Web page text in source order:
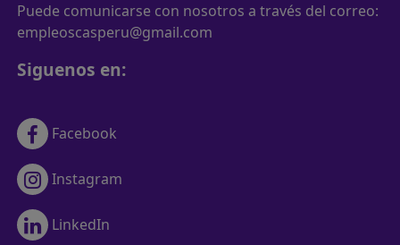
Puede comunicarse con nosotros a través del correo:
empleoscasperu@gmail.com
Siguenos en:
Facebook
Instagram
LinkedIn